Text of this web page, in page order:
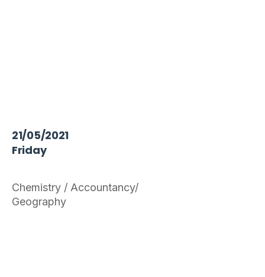
21/05/2021
Friday
Chemistry / Accountancy/
Geography